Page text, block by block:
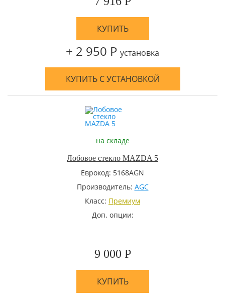
КУПИТЬ
+ 2 950 Р установка
КУПИТЬ С УСТАНОВКОЙ
на складе
Лобовое стекло MAZDA 5
Еврокод: 5168AGN
Производитель: AGC
Класс: Премиум
Доп. опции:
9 000 Р
КУПИТЬ